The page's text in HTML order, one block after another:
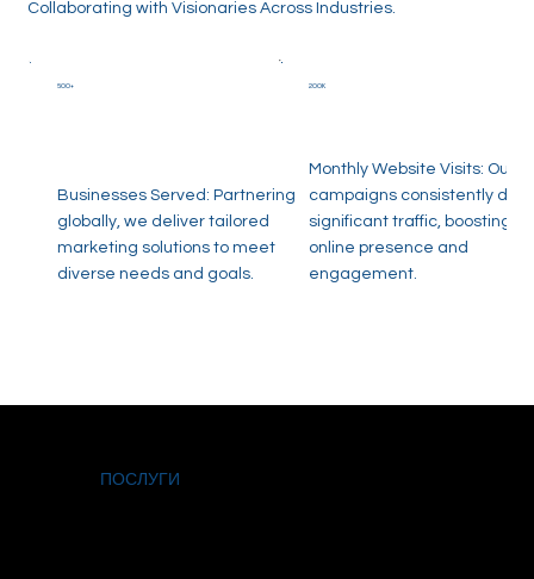
Collaborating with Visionaries Across Industries.
500+
Businesses Served: Partnering
globally, we deliver tailored
marketing solutions to meet
diverse needs and goals.
200K
Monthly Website Visits: Our
campaigns consistently
significant traffic, boosting
online presence and
engagement.
ПОСЛУГИ